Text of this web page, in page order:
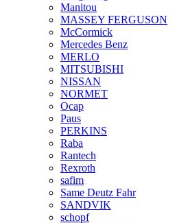
Manitou
MASSEY FERGUSON
McCormick
Mercedes Benz
MERLO
MITSUBISHI
NISSAN
NORMET
Ocap
Paus
PERKINS
Raba
Rantech
Rexroth
safim
Same Deutz Fahr
SANDVIK
schopf